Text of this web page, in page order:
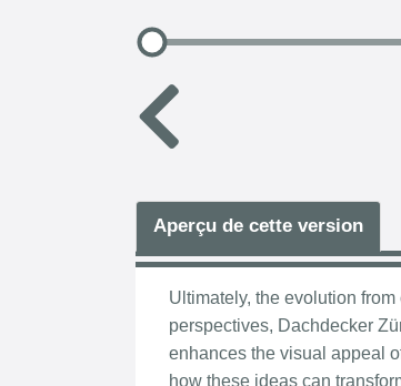
Aperçu de cette version